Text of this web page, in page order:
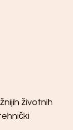
životnih